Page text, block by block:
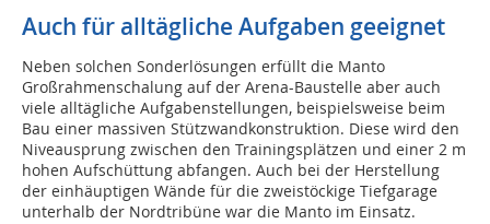
Auch für alltägliche Aufgaben geeignet
Neben solchen Sonderlösungen erfüllt die Manto
Großrahmenschalung auf der Arena-Baustelle aber auch
viele alltägliche Aufgabenstellungen, beispielsweise beim
Bau einer massiven Stützwandkonstruktion. Diese wird den
Niveausprung zwischen den Trainingsplätzen und einer 2 m
hohen Aufschüttung abfangen. Auch bei der Herstellung
der einhäuptigen Wände für die zweistöckige Tiefgarage
unterhalb der Nordtribüne war die Manto im Einsatz.